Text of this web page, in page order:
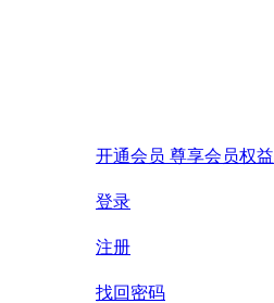
开通会员 尊享会员权益
登录
注册
找回密码